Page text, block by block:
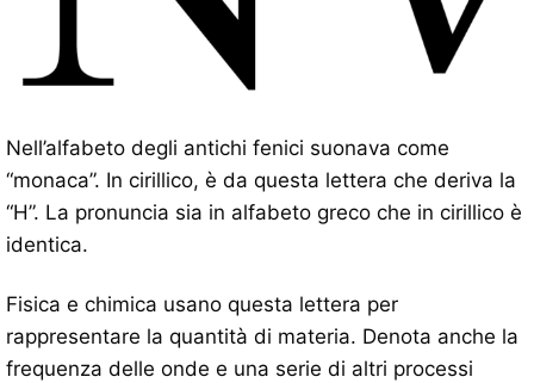
Nell’alfabeto degli antichi fenici suonava come
“monaca”. In cirillico, è da questa lettera che deriva la
“H”. La pronuncia sia in alfabeto greco che in cirillico è
identica.
Fisica e chimica usano questa lettera per
rappresentare la quantità di materia. Denota anche la
frequenza delle onde e una serie di altri processi